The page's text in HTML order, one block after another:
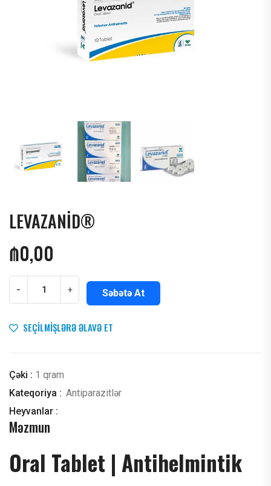
LEVAZANİD®
₼0,00
- + Səbətə At
SEÇILMIŞLƏRƏ ƏLAVƏ ET
Çəki : 1 qram
Kateqoriya : Antiparazitlər
Heyvanlar :
Məzmun
Oral Tablet | Antihelmintik